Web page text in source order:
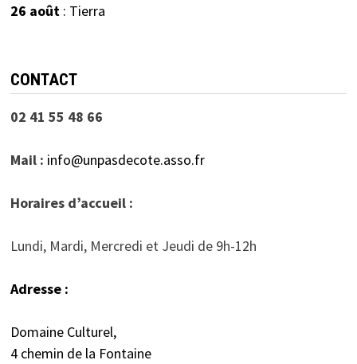
26 août: Tierra
CONTACT
02 41 55 48 66
Mail : info@unpasdecote.asso.fr
Horaires d’accueil :
Lundi, Mardi, Mercredi et Jeudi de 9h-12h
Adresse :
Domaine Culturel,
4 chemin de la Fontaine